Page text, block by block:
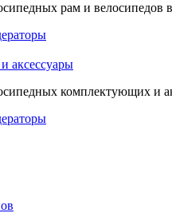
рам и велосипедов
аксессуары
комплектующих и